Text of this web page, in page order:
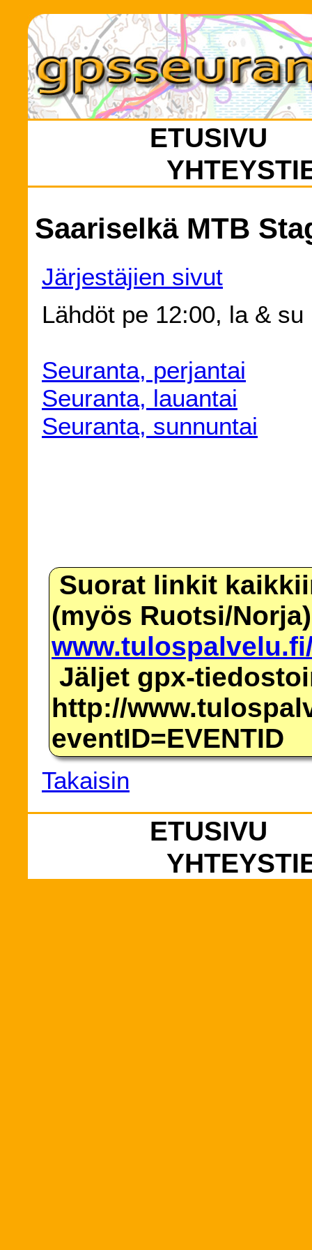
ETUSIVU
Saariselkä MTB
Järjestäjien sivut
Lähdöt pe 12:00, la & su
Seuranta, perjantai
Seuranta, lauantai
Seuranta, sunnuntai
Suorat linkit
(myös Ruotsi/Norja)
Jäljet gpx-
http://
eventID=EVENTID
Takaisin
ETUSIVU